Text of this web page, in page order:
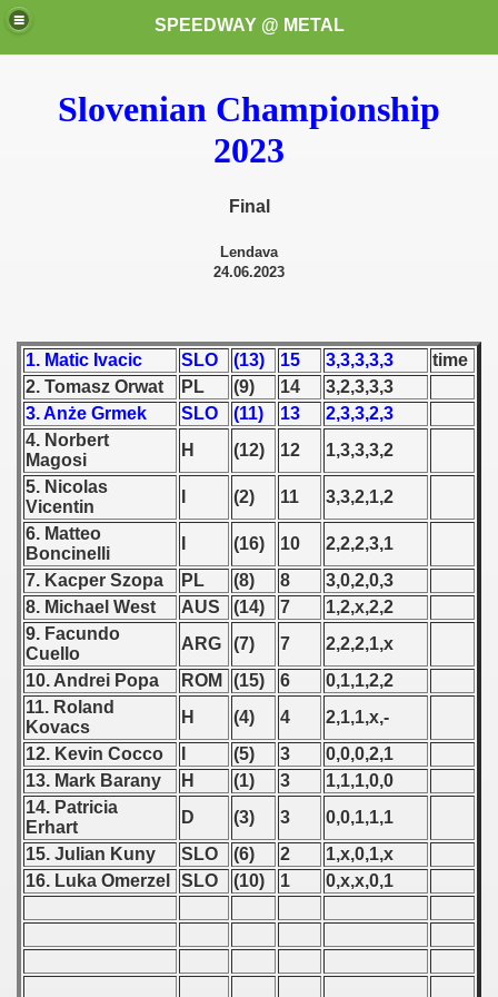
SPEEDWAY @ METAL
Slovenian Championship
2023
Final
Lendava
24.06.2023
1. Matic Ivacic SLO (13) 15 3,3,3,3,3
time
2. Tomasz Orwat
PL (9) 14
3,2,3,3,3
3. Anże Grmek
SLO (11) 13
2,3,3,2,3
4. Norbert
Magosi
H (12) 12
1,3,3,3,2
5. Nicolas
Vicentin
(2) 11
3,3,2,1,2
6. Matteo
Boncinelli
(16) 10
2,2,2,3,1
7. Kacper Szopa
PL (8) 8
3,0,2,0,3
8. Michael West
AUS (14) 7
1,2,x,2,2
9. Facundo
Cuello
ARG (7) 7
2,2,2,1,x
10. Andrei Popa
ROM (15) 6
0,1,1,2,2
11. Roland
Kovacs
H (4) 4
2,1,1,x,-
12. Kevin Cocco
(5) 3
0,0,0,2,1
13. Mark Barany
H (1) 3
1,1,1,0,0
14. Patricia
Erhart
D (3) 3
0,0,1,1,1
15. Julian Kuny
SLO (6) 2
1,x,0,1,x
16. Luka Omerzel
SLO (10) 1 0,x,x,0,1
these speedway programms)
Świata (World Speedway Championship)
1946
- 1952
- 1953